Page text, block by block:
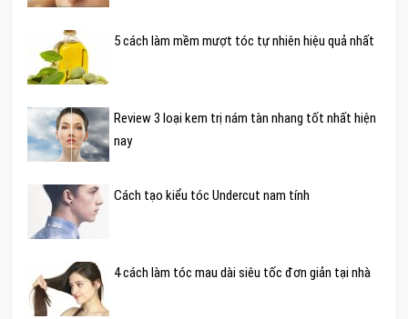
5 cách làm mềm mượt tóc tự nhiên hiệu quả nhất
Review 3 loại kem trị nám tàn nhang tốt nhất hiện
nay
Cách tạo kiểu tóc Undercut nam tính
4 cách làm tóc mau dài siêu tốc đơn giản tại nhà